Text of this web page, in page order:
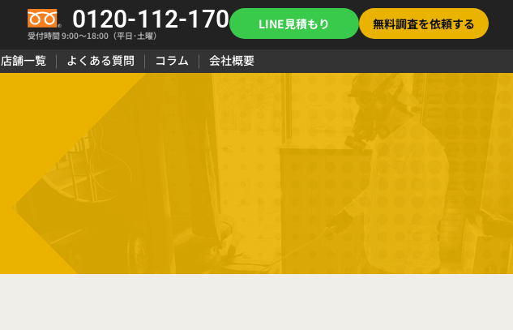
0120-112-170
受付時間 9:00〜18:00（平日･土曜）
LINE見積もり 無料調査を依頼する
店舗一覧 よくある質問 コラム 会社概要